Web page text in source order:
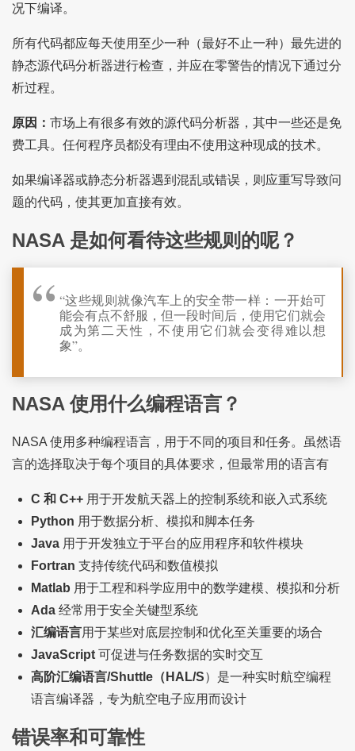
况下编译。
所有代码都应每天使用至少一种（最好不止一种）最先进的
静态源代码分析器进行检查，并应在零警告的情况下通过分
析过程。
原因： 市场上有很多有效的源代码分析器，其中一些还是免
费工具。任何程序员都没有理由不使用这种现成的技术。
如果编译器或静态分析器遇到混乱或错误，则应重写导致问
题的代码，使其更加直接有效。
NASA 是如何看待这些规则的呢？
“这些规则就像汽车上的安全带一样：一开始可
能会有点不舒服，但一段时间后，使用它们就会
成为第二天性，不使用它们就会变得难以想
象”。
NASA 使用什么编程语言？
NASA 使用多种编程语言，用于不同的项目和任务。虽然语
言的选择取决于每个项目的具体要求，但最常用的语言有
C 和 C++用于开发航天器上的控制系统和嵌入式系统
Python 用于数据分析、模拟和脚本任务
Java用于开发独立于平台的应用程序和软件模块
Fortran 支持传统代码和数值模拟
Matlab 用于工程和科学应用中的数学建模、模拟和分析
Ada经常用于安全关键型系统
汇编语言用于某些对底层控制和优化至关重要的场合
JavaScript可促进与任务数据的实时交互
高阶汇编语言/Shuttle（HAL/S）是一种实时航空编程
语言编译器，专为航空电子应用而设计
错误率和可靠性